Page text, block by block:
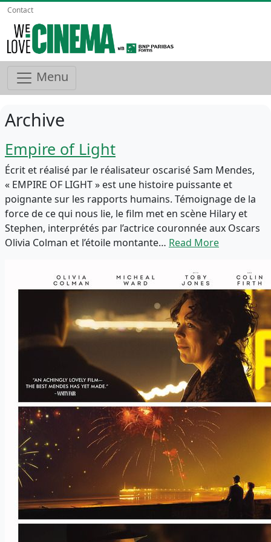
Contact
Menu
Archive
Empire of Light
Écrit et réalisé par le réalisateur oscarisé Sam Mendes,
« EMPIRE OF LIGHT » est une histoire puissante et
poignante sur les rapports humains. Témoignage de la
force de ce qui nous lie, le film met en scène Hilary et
Stephen, interprétés par l’actrice couronnée aux Oscars
Olivia Colman et l’étoile montante… Read More